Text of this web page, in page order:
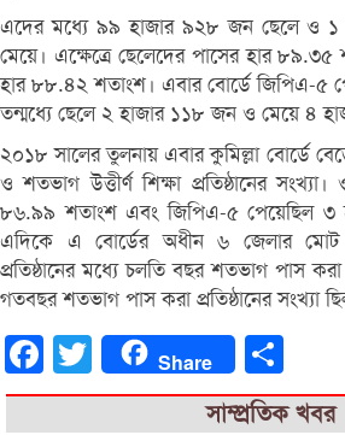
এদের মধ্যে ৯৯ হাজার ৯২৮ জন ছেলে ও
মেয়ে। এক্ষেত্রে ছেলেদের পাসের হার
হার ৮৮.৪২ শতাংশ। এবার বোর্ডে জিপিএ-৫
তন্মধ্যে ছেলে ২ হাজার ১১৮ জন ও মেয়ে ৪
২০১৮ সালের তুলনায় এবার কুমিল্লা বোর্ডে
ও শতভাগ উত্তীর্ণ শিক্ষা প্রতিষ্ঠানের
৮৬.৯৯ শতাংশ এবং জিপিএ-৫ পেয়েছিল ৩
এদিকে এ বোর্ডের অধীন ৬ জেলার মোট
প্রতিষ্ঠানের মধ্যে চলতি বছর শতভাগ পাস করা
গতবছর শতভাগ পাস করা প্রতিষ্ঠানের সংখ্যা
FacebookTwitter Share
সাম্প্রতিক খবর